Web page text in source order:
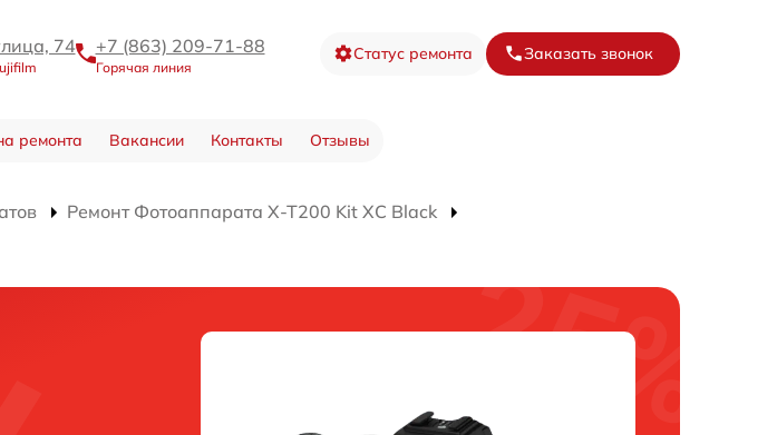
74 +7 (863) 209-71-88
Горячая линия
Статус ремонта Заказать звонок
ремонта Вакансии Контакты Отзывы
Ремонт Фотоаппарата X-T200 Kit XC Black